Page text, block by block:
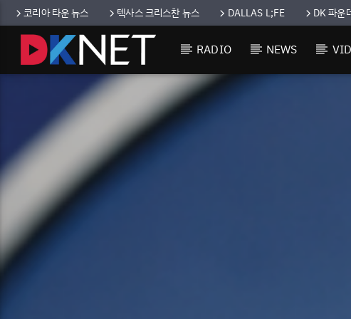
코리아 타운 뉴스 텍사스 크리스찬 뉴스 DALLAS L;FE DK 파운
RADIO NEWS
CURRENT TRACK
TITLE
ARTIST